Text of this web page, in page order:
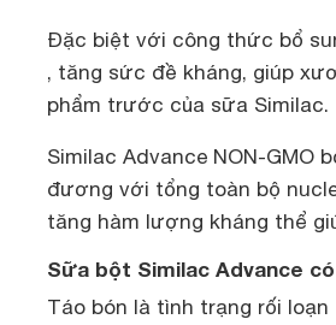
Đặc biệt với công thức bổ
, tăng sức đề kháng, giúp
phẩm trước của sữa Similac.
Similac Advance NON-
đương với tổng toàn bộ
tăng hàm lượng kháng thể
Sữa bột Similac Advance
Táo bón là tình trạng rối